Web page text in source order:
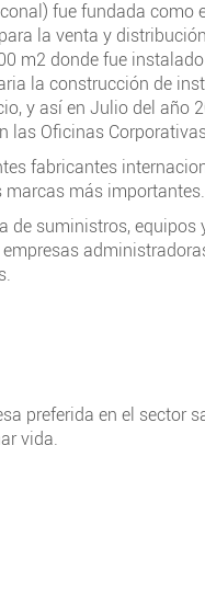
fue fundada como
la venta y
m2 donde fue
la construcción de
y así en Julio del año
las Oficinas
fabricantes
marcas más importantes.
de suministros,
preferida en el sector
vida.